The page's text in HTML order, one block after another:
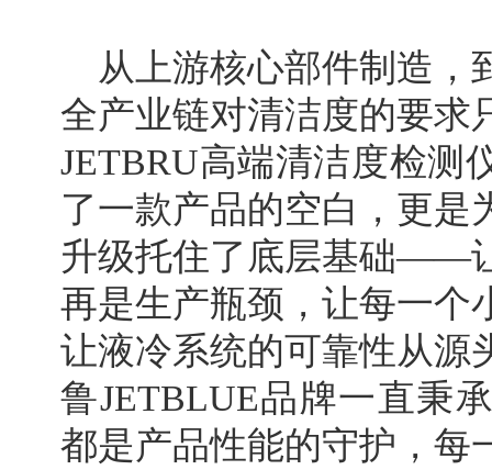
从上游核心部件制造，
全产业链对清洁度的要求
JETBRU高端清洁度检测
了一款产品的空白，更是
升级托住了底层基础——
再是生产瓶颈，让每一个
让液冷系统的可靠性从源
鲁JETBLUE品牌一直秉
都是产品性能的守护，每